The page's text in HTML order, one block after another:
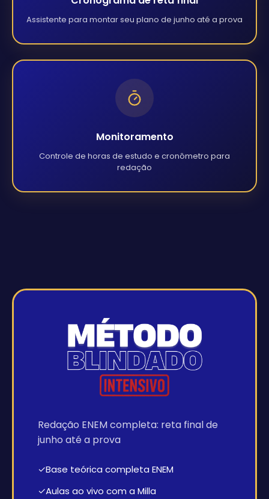
Assistente para montar seu plano de junho até a prova
Monitoramento
Controle de horas de estudo e cronômetro para
redação
Redação ENEM completa: reta final de
junho até a prova
✓Base teórica completa ENEM
✓Aulas ao vivo com a Milla